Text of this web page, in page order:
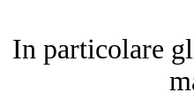
In particolare